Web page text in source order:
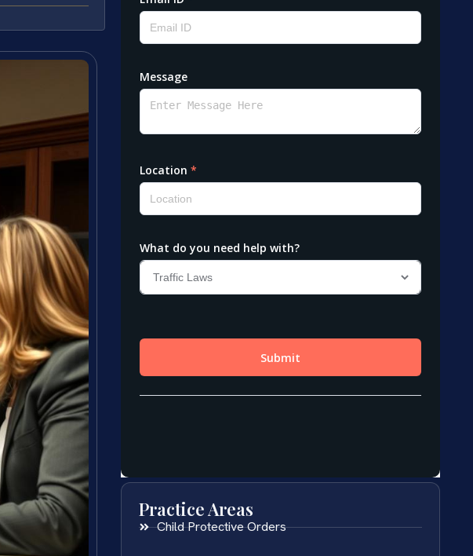
Practice Areas
Child Protective Orders